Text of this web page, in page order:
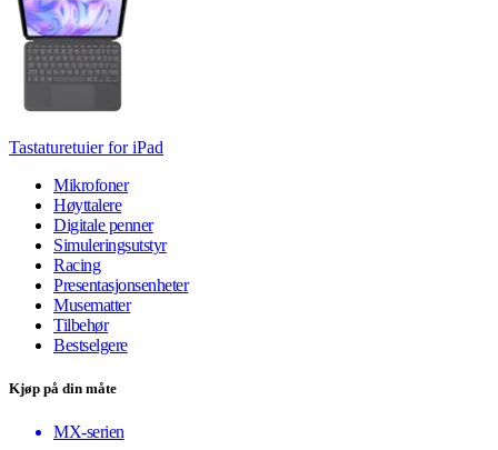
Tastaturetuier for iPad
Mikrofoner
Høyttalere
Digitale penner
Simuleringsutstyr
Racing
Presentasjonsenheter
Musematter
Tilbehør
Bestselgere
Kjøp på din måte
MX-serien